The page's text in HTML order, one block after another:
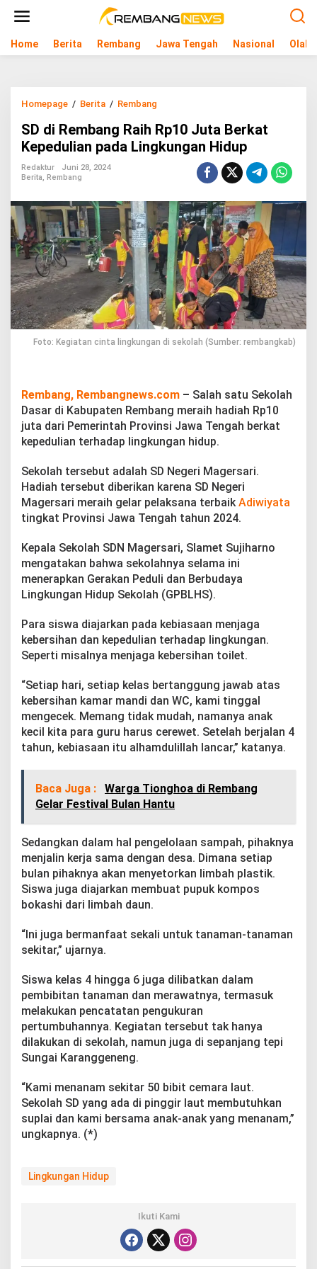
t
Home Berita Rembang Jawa Tengah Nasional
Homepage / Berita / Rembang
d
i
R
a
n
g
R
a
i
h
R
p
1
J
B
e
r
a
K
e
p
d
l
i
a
p
d
a
L
g
k
u
n
a
i
d
SD di Rembang Raih Rp10 Juta Berkat
Kepedulian pada Lingkungan Hidup
Redaktur
Juni 28, 2024
Berita, Rembang
Foto: Kegiatan cinta lingkungan di sekolah (Sumber: rembangkab)
Rembang, Rembangnews.com – Salah satu Sekolah
Dasar di Kabupaten Rembang meraih hadiah Rp10
juta dari Pemerintah Provinsi Jawa Tengah berkat
kepedulian terhadap lingkungan hidup.
Sekolah tersebut adalah SD Negeri Magersari.
Hadiah tersebut diberikan karena SD Negeri
Magersari meraih gelar pelaksana terbaik Adiwiyata
tingkat Provinsi Jawa Tengah tahun 2024.
Kepala Sekolah SDN Magersari, Slamet Sujiharno
mengatakan bahwa sekolahnya selama ini
menerapkan Gerakan Peduli dan Berbudaya
Lingkungan Hidup Sekolah (GPBLHS).
Para siswa diajarkan pada kebiasaan menjaga
kebersihan dan kepedulian terhadap lingkungan.
Seperti misalnya menjaga kebersihan toilet.
“Setiap hari, setiap kelas bertanggung jawab atas
kebersihan kamar mandi dan WC, kami tinggal
mengecek. Memang tidak mudah, namanya anak
kecil kita para guru harus cerewet. Setelah berjalan 4
tahun, kebiasaan itu alhamdulillah lancar,” katanya.
Baca Juga :
Warga Tionghoa di Rembang
Gelar Festival Bulan Hantu
Sedangkan dalam hal pengelolaan sampah, pihaknya
menjalin kerja sama dengan desa. Dimana setiap
bulan pihaknya akan menyetorkan limbah plastik.
Siswa juga diajarkan membuat pupuk kompos
bokashi dari limbah daun.
“Ini juga bermanfaat sekali untuk tanaman-tanaman
sekitar,” ujarnya.
Siswa kelas 4 hingga 6 juga dilibatkan dalam
pembibitan tanaman dan merawatnya, termasuk
melakukan pencatatan pengukuran
pertumbuhannya. Kegiatan tersebut tak hanya
dilakukan di sekolah, namun juga di sepanjang tepi
Sungai Karanggeneng.
“Kami menanam sekitar 50 bibit cemara laut.
Sekolah SD yang ada di pinggir laut membutuhkan
suplai dan kami bersama anak-anak yang menanam,”
ungkapnya. (*)
Lingkungan Hidup
Ikuti Kami